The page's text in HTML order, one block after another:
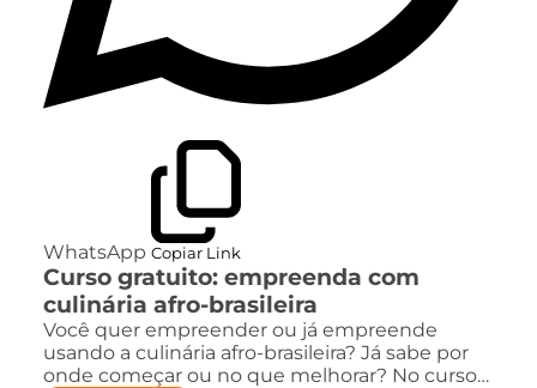
WhatsApp Copiar Link
Curso gratuito: empreenda com
culinária afro-brasileira
Você quer empreender ou já empreende
usando a culinária afro-brasileira? Já sabe por
onde começar ou no que melhorar? No curso…